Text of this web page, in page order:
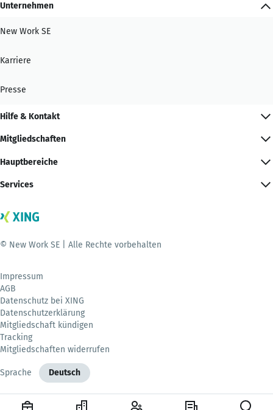
Unternehmen
New Work SE
Karriere
Presse
Hilfe & Kontakt
Mitgliedschaften
Hauptbereiche
Services
© New Work SE | Alle Rechte vorbehalten
Impressum
AGB
Datenschutz bei XING
Datenschutzerklärung
Mitgliedschaft kündigen
Tracking
Mitgliedschaften widerrufen
Sprache Deutsch